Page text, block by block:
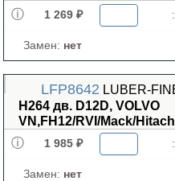
1 269 ₽ :
Замен: нет
LFP8642 LUBER-
H264 дв. D12D, VOLVO
VN,FH12/RVI/Mack/
1 985 ₽ :
Замен: нет